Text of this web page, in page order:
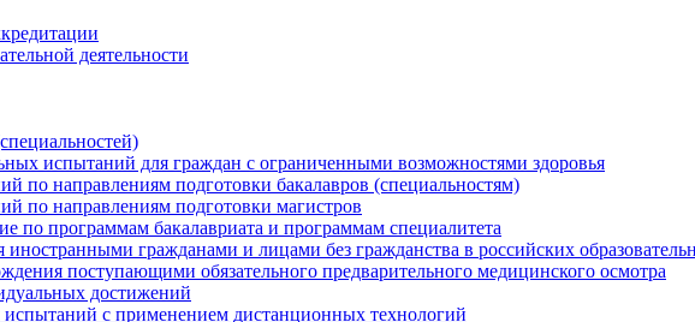
деятельности
испытаний для граждан с ограниченными возможностями здоровья
по направлениям подготовки бакалавров (специальностям)
по направлениям подготовки магистров
по программам бакалавриата и программам специалитета
иностранными гражданами и лицами без гражданства в российских
поступающими обязательного предварительного медицинского осмотра
достижений
с применением дистанционных технологий